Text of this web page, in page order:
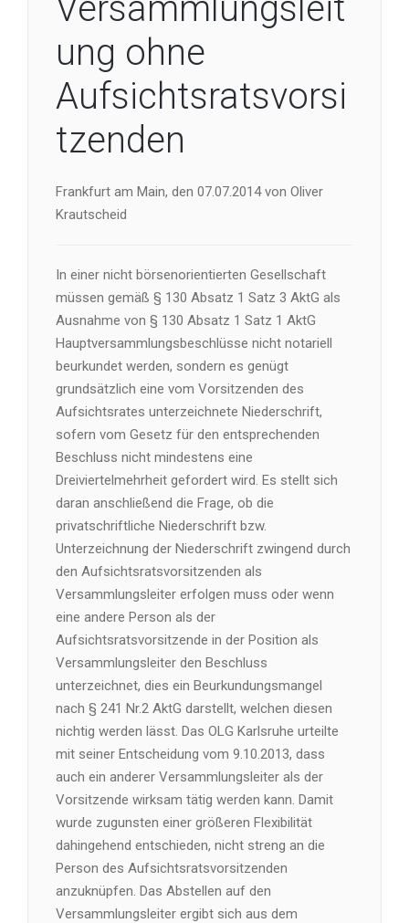
Versammlungsleit
ung ohne
Aufsichtsratsvorsi
tzenden
Frankfurt am Main, den 07.07.2014 von Oliver
Krautscheid
In einer nicht börsenorientierten Gesellschaft
müssen gemäß § 130 Absatz 1 Satz 3 AktG als
Ausnahme von § 130 Absatz 1 Satz 1 AktG
Hauptversammlungsbeschlüsse nicht notariell
beurkundet werden, sondern es genügt
grundsätzlich eine vom Vorsitzenden des
Aufsichtsrates unterzeichnete Niederschrift,
sofern vom Gesetz für den entsprechenden
Beschluss nicht mindestens eine
Dreiviertelmehrheit gefordert wird. Es stellt sich
daran anschließend die Frage, ob die
privatschriftliche Niederschrift bzw.
Unterzeichnung der Niederschrift zwingend durch
den Aufsichtsratsvorsitzenden als
Versammlungsleiter erfolgen muss oder wenn
eine andere Person als der
Aufsichtsratsvorsitzende in der Position als
Versammlungsleiter den Beschluss
unterzeichnet, dies ein Beurkundungsmangel
nach § 241 Nr.2 AktG darstellt, welchen diesen
nichtig werden lässt. Das OLG Karlsruhe urteilte
mit seiner Entscheidung vom 9.10.2013, dass
auch ein anderer Versammlungsleiter als der
Vorsitzende wirksam tätig werden kann. Damit
wurde zugunsten einer größeren Flexibilität
dahingehend entschieden, nicht streng an die
Person des Aufsichtsratsvorsitzenden
anzuknüpfen. Das Abstellen auf den
Versammlungsleiter ergibt sich aus dem